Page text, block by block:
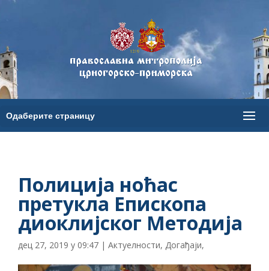
Полиција ноћас
претукла Епископа
диоклијског Методија
дец 27, 2019 у 09:47 | Актуелности, Догађаји,